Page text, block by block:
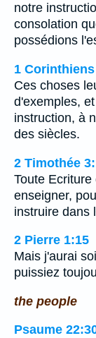
notre
consolation
possédions
1 Corinthiens
Ces choses
d'exemples,
instruction, à
des siècles.
2 Timothée
Toute
enseigner,
instruire
2 Pierre 1:15
Mais j'aurai
puissiez
the people
Psaume